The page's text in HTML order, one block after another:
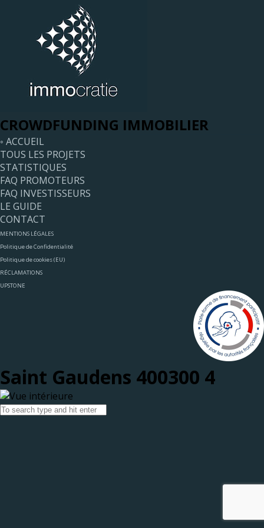
CROWDFUNDING IMMOBILIER
◦ ACCUEIL
TOUS LES PROJETS
STATISTIQUES
FAQ PROMOTEURS
FAQ INVESTISSEURS
LE GUIDE
CONTACT
MENTIONS LÉGALES
Politique de Confidentialité
Politique de cookies (EU)
RÉCLAMATIONS
UPSTONE
Saint Gaudens 400300 4